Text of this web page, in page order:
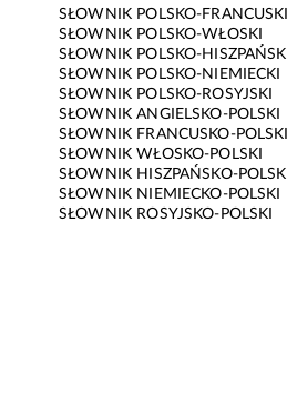
SŁOWNIK POLSKO-FRANCUSKI
SŁOWNIK POLSKO-WŁOSKI
SŁOWNIK POLSKO-HISZPAŃSKI
SŁOWNIK POLSKO-NIEMIECKI
SŁOWNIK POLSKO-ROSYJSKI
SŁOWNIK ANGIELSKO-POLSKI
SŁOWNIK FRANCUSKO-POLSKI
SŁOWNIK WŁOSKO-POLSKI
SŁOWNIK HISZPAŃSKO-POLSKI
SŁOWNIK NIEMIECKO-POLSKI
SŁOWNIK ROSYJSKO-POLSKI